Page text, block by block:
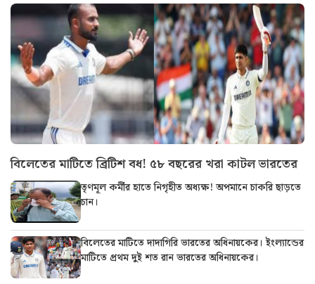
বিলেতের মাটিতে ব্রিটিশ বধ! ৫৮ বছরের খরা কাটল ভারতের
তৃণমূল কর্মীর হাতে নিগৃহীত অধ্যক্ষ! অপমানে চাকরি ছাড়তে
চান।
বিলেতের মাটিতে দাদাগিরি ভারতের অধিনায়কের। ইংল্যান্ডের
মাটিতে প্রথম দুই শত রান ভারতের অধিনায়কের।